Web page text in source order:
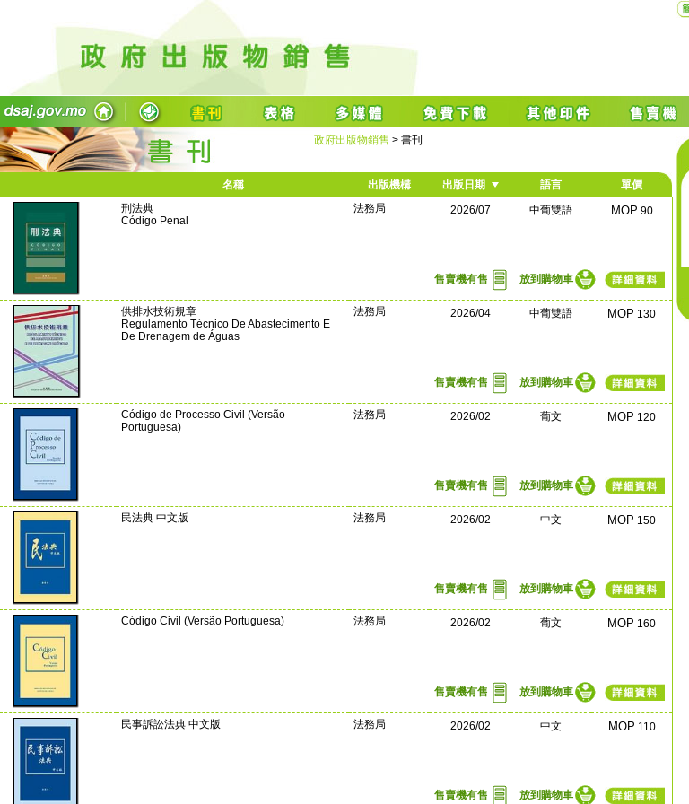
政府出版物銷售 > 書刊
名稱 出版機構 出版日期 語言
單價
刑法典
Código Penal
法務局 2026/07 中葡雙語 MOP 90
放到購物車
售賣機有售
供排水技術規章
Regulamento Técnico De Abastecimento E
De Drenagem de Águas
法務局 2026/04 中葡雙語 MOP 130
放到購物車
售賣機有售
Código de Processo Civil (Versão
Portuguesa)
法務局 2026/02 葡文 MOP 120
放到購物車
售賣機有售
民法典 中文版 法務局 2026/02 中文 MOP 150
放到購物車
售賣機有售
Código Civil (Versão Portuguesa) 法務局 2026/02 葡文 MOP 160
放到購物車
售賣機有售
民事訴訟法典 中文版 法務局 2026/02 中文 MOP 110
放到購物車
售賣機有售